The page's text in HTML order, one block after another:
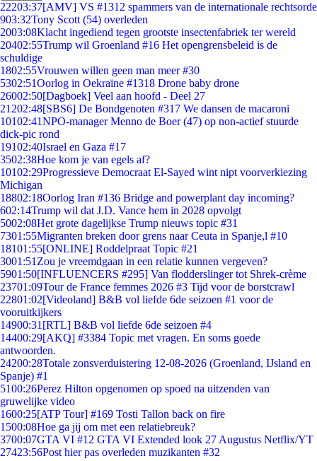
22203:37[AMV] VS #1312 spammers van de internationale rechtsorde
903:32Tony Scott (54) overleden
2003:08Klacht ingediend tegen grootste insectenfabriek ter wereld
20402:55Trump wil Groenland #16 Het opengrensbeleid is de
schuldige
1802:55Vrouwen willen geen man meer #30
5302:51Oorlog in Oekraïne #1318 Drone baby drone
26002:50[Dagboek] Veel aan hoofd - Deel 27
21202:48[SBS6] De Bondgenoten #317 We dansen de macaroni
10102:41NPO-manager Menno de Boer (47) op non-actief stuurde
dick-pic rond
19102:40Israel en Gaza #17
3502:38Hoe kom je van egels af?
10102:29Progressieve Democraat El-Sayed wint nipt voorverkiezing
Michigan
18802:18Oorlog Iran #136 Bridge and powerplant day incoming?
602:14Trump wil dat J.D. Vance hem in 2028 opvolgt
5002:08Het grote dagelijkse Trump nieuws topic #31
7301:55Migranten breken door grens naar Ceuta in Spanje,l #10
18101:55[ONLINE] Roddelpraat Topic #21
3001:51 Zou je vreemdgaan in een relatie kunnen vergeven?
5901:50[INFLUENCERS #295] Van flodderslinger tot Shrek-crème
23701:09Tour de France femmes 2026 #3 Tijd voor de borstcrawl
22801:02[Videoland] B&B vol liefde 6de seizoen #1 voor de
vooruitkijkers
14900:31 [RTL] B&B vol liefde 6de seizoen #4
14400:29[AKQ] #3384 Topic met vragen. En soms goede
antwoorden.
24200:28Totale zonsverduistering 12-08-2026 (Groenland, IJsland en
Spanje) #1
5100:26Perez Hilton opgenomen op spoed na uitzenden van
gruwelijke video
1600:25[ATP Tour] #169 Tosti Tallon back on fire
1500:08Hoe ga jij om met een relatiebreuk?
3700:07GTA VI #12 GTA VI Extended look 27 Augustus Netflix/YT
27423:56Post hier pas overleden muzikanten #32